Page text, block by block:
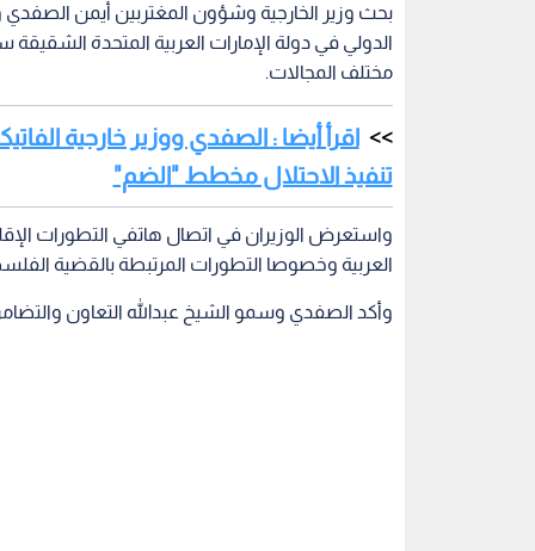
بحث وزير الخارجية وشؤون المغتربين أيمن الصفدي
الدولي في دولة الإمارات العربية المتحدة الشقيقة
مختلف المجالات.
اقرأ أيضا : الصفدي ووزير خارجية
تنفيذ الاحتلال مخطط "الضم"
واستعرض الوزيران في اتصال هاتفي التطورات
العربية وخصوصا التطورات المرتبطة بالقضية
وأكد الصفدي وسمو الشيخ عبدالله التعاون